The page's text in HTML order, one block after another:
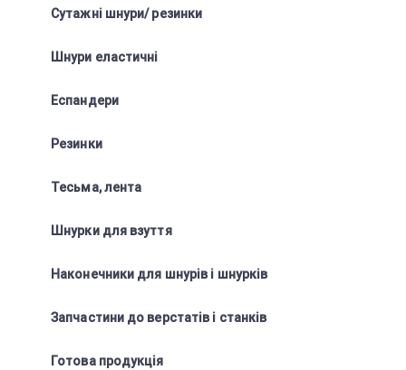
Сутажні шнури/ резинки
Шнури еластичні
Еспандери
Резинки
Тесьма, лента
Шнурки для взуття
Наконечники для шнурів і шнурків
Запчастини до верстатів і станків
Готова продукція